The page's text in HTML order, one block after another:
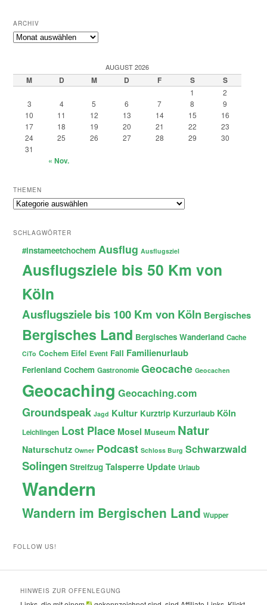
ARCHIV
Archiv
AUGUST 2026
M D M D F S S
1
2
3
4 5 6 7 8
9
10
11 12 13 14 15
16
17
18 19 20 21 22
23
24
25 26 27 28 29
30
31
« Nov.
THEMEN
Themen
SCHLAGWÖRTER
#instameetchochem Ausflug Ausflugsziel
Ausflugsziele bis 50 Km von
Köln
Ausflugsziele bis 100 Km von Köln Bergisches
Bergisches Land Bergisches Wanderland Cache
CiTo Cochem Eifel Event Fail Familienurlaub
Ferienland Cochem Gastronomie Geocache Geocachen
Geocaching Geocaching.com
Groundspeak Jagd Kultur Kurztrip Kurzurlaub Köln
Leichlingen Lost Place Mosel Museum Natur
Naturschutz Owner Podcast Schloss Burg Schwarzwald
Solingen Streifzug Talsperre Update Urlaub
Wandern
Wandern im Bergischen Land Wupper
FOLLOW US!
HINWEIS ZUR OFFENLEGUNG